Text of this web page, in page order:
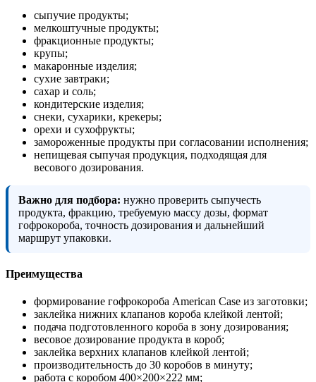
сыпучие продукты;
мелкоштучные продукты;
фракционные продукты;
крупы;
макаронные изделия;
сухие завтраки;
сахар и соль;
кондитерские изделия;
снеки, сухарики, крекеры;
орехи и сухофрукты;
замороженные продукты при согласовании исполнения;
непищевая сыпучая продукция, подходящая для
весового дозирования.
Важно для подбора: нужно проверить сыпучесть
продукта, фракцию, требуемую массу дозы, формат
гофрокороба, точность дозирования и дальнейший
маршрут упаковки.
Преимущества
формирование гофрокороба American Case из заготовки;
заклейка нижних клапанов короба клейкой лентой;
подача подготовленного короба в зону дозирования;
весовое дозирование продукта в короб;
заклейка верхних клапанов клейкой лентой;
производительность до 30 коробов в минуту;
работа с коробом 400×200×222 мм;